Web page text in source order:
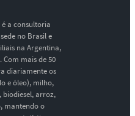
a consultoria
no Brasil e
na Argentina,
Com mais de 50
diariamente os
e óleo), milho,
arroz,
mantendo o